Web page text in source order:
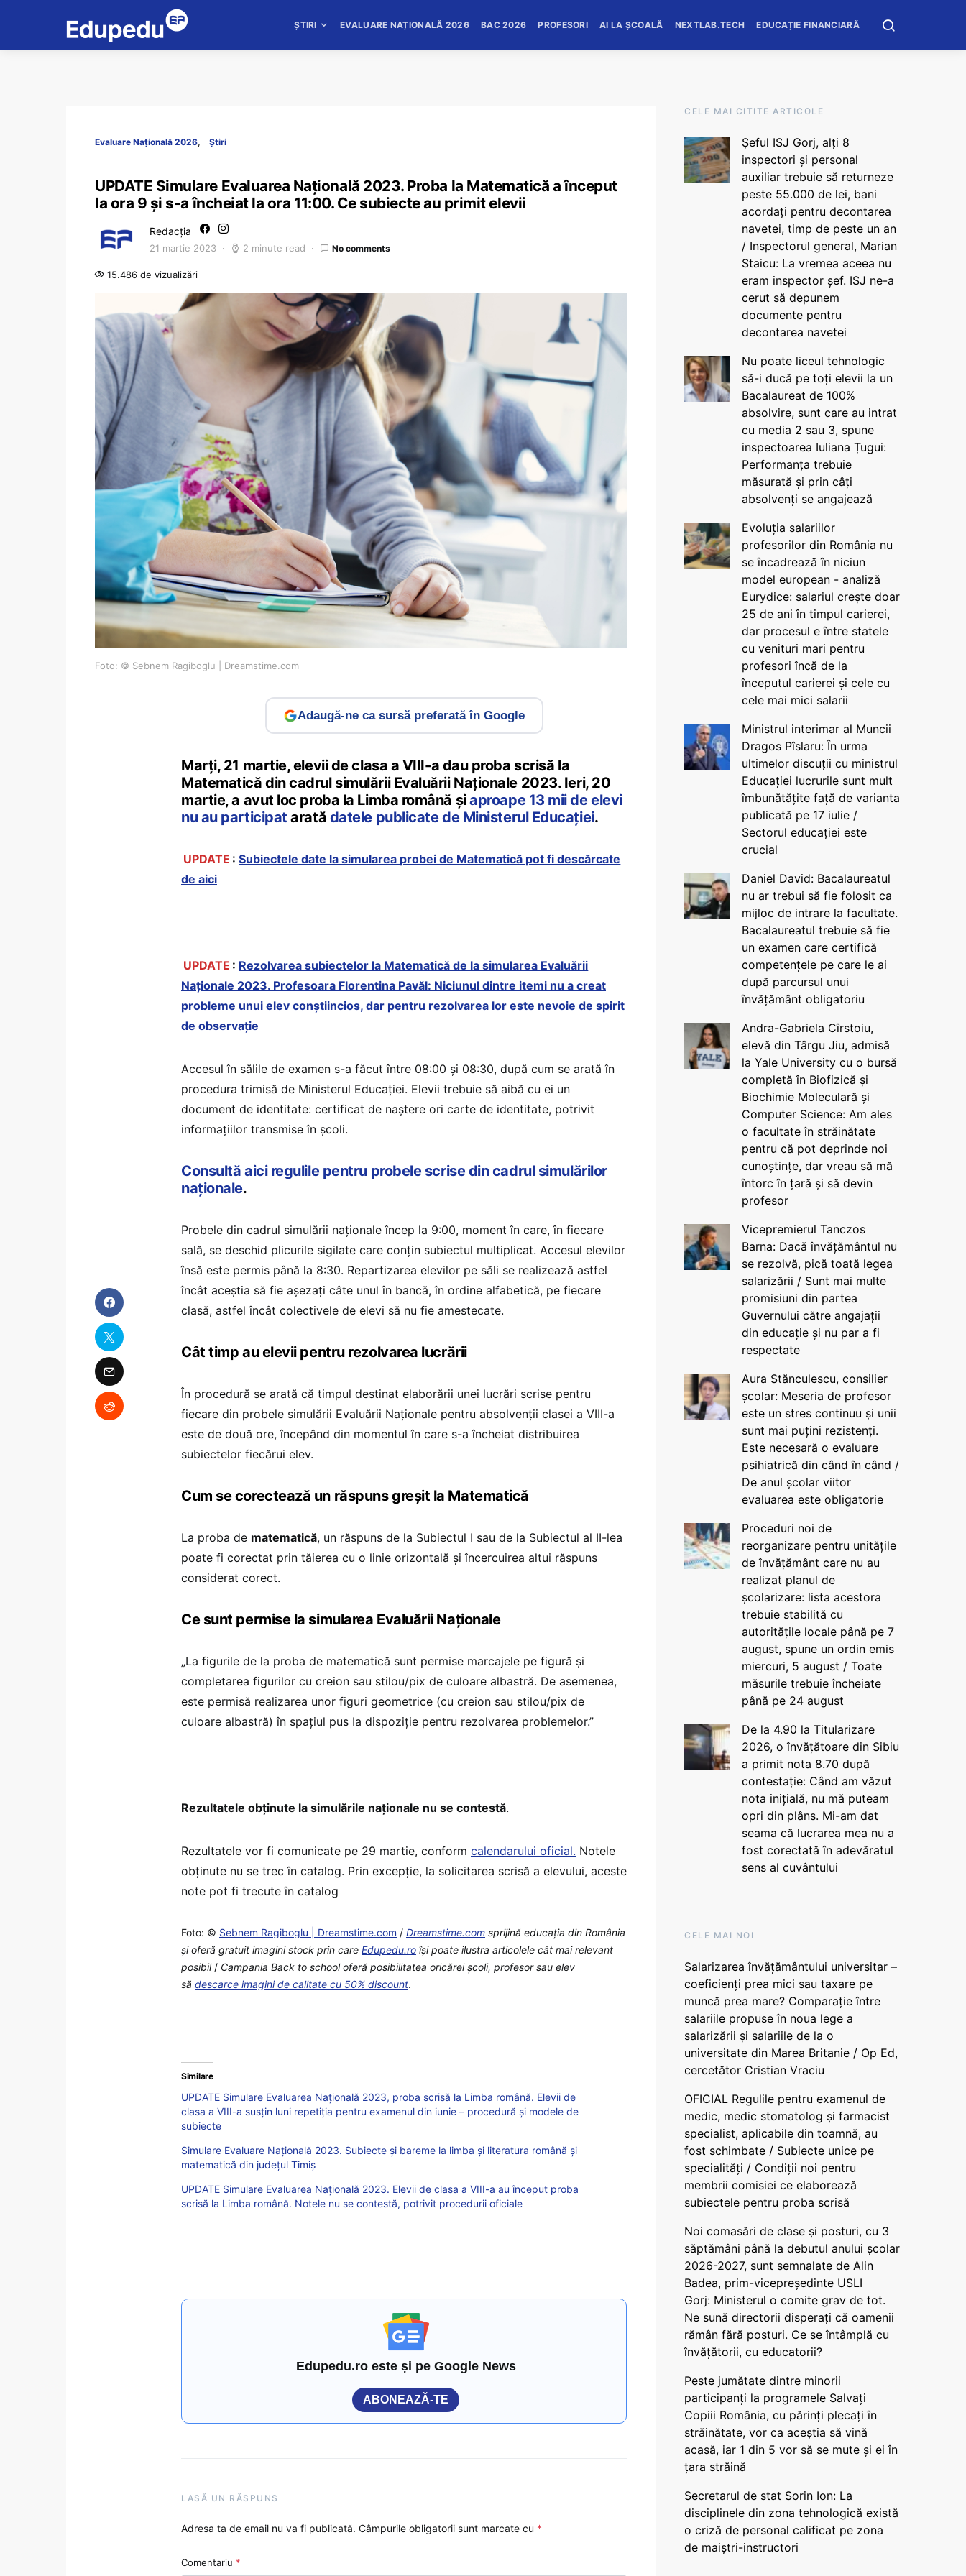
ȘTIRI EVALUARE NAȚIONALĂ 2026 BAC 2026 PROFESORI AI LA ȘCOALĂ NEXTLAB.TECH EDUCAȚIE FINANCIARĂ
Evaluare Națională 2026 Știri
UPDATE Simulare Evaluarea Națională 2023. Proba la Matematică a început
la ora 9 și s-a încheiat la ora 11:00. Ce subiecte au primit elevii
Redacția
21 martie 2023 2 minute read No comments
15.486 de vizualizări
Foto: © Sebnem Ragiboglu | Dreamstime.com
Adaugă-ne ca sursă preferată în Google
Marți, 21 martie, elevii de clasa a VIII-a dau proba scrisă la
Matematică din cadrul simulării Evaluării Naționale 2023. Ieri, 20
martie, a avut loc proba la Limba română șiaproape 13 mii de elevi
nu au participat arată datele publicate de Ministerul Educației.
UPDATE :Subiectele date la simularea probei de Matematică pot fi descărcate
de aici
UPDATE : Rezolvarea subiectelor la Matematică de la simularea Evaluării
Naționale 2023. Profesoara Florentina Pavăl: Niciunul dintre itemi nu a creat
probleme unui elev conștiincios, dar pentru rezolvarea lor este nevoie de spirit
de observație
Accesul în sălile de examen s-a făcut între 08:00 și 08:30, după cum se arată în
procedura trimisă de Ministerul Educației. Elevii trebuie să aibă cu ei un
document de identitate: certificat de naștere ori carte de identitate, potrivit
informațiilor transmise în școli.
Consultă aici regulile pentru probele scrise din cadrul simulărilor
naționale.
Probele din cadrul simulării naționale încep la 9:00, moment în care, în fiecare
sală, se deschid plicurile sigilate care conțin subiectul multiplicat. Accesul elevilor
însă este permis până la 8:30. Repartizarea elevilor pe săli se realizează astfel
încât aceștia să fie așezați câte unul în bancă, în ordine alfabetică, pe fiecare
clasă, astfel încât colectivele de elevi să nu fie amestecate.
Cât timp au elevii pentru rezolvarea lucrării
În procedură se arată că timpul destinat elaborării unei lucrări scrise pentru
fiecare din probele simulării Evaluării Naţionale pentru absolvenţii clasei a VIII-a
este de două ore, începând din momentul în care s-a încheiat distribuirea
subiectelor fiecărui elev.
Cum se corectează un răspuns greșit la Matematică
La proba de matematică, un răspuns de la Subiectul I sau de la Subiectul al II-lea
poate fi corectat prin tăierea cu o linie orizontală şi încercuirea altui răspuns
considerat corect.
Ce sunt permise la simularea Evaluării Naționale
„La figurile de la proba de matematică sunt permise marcajele pe figură şi
completarea figurilor cu creion sau stilou/pix de culoare albastră. De asemenea,
este permisă realizarea unor figuri geometrice (cu creion sau stilou/pix de
culoare albastră) în spaţiul pus Ia dispoziţie pentru rezolvarea problemelor.”
Rezultatele obţinute la simulările naţionale nu se contestă.
Rezultatele vor fi comunicate pe 29 martie, conform calendarului oficial. Notele
obținute nu se trec în catalog. Prin excepție, la solicitarea scrisă a elevului, aceste
note pot fi trecute în catalog
Foto: © Sebnem Ragiboglu | Dreamstime.com / Dreamstime.com sprijină educaţia din România
şi oferă gratuit imagini stock prin care Edupedu.ro îşi poate ilustra articolele cât mai relevant
posibil/ Campania Back to school oferă posibilitatea oricărei școli, profesor sau elev
să descarce imagini de calitate cu 50% discount.
Similare
UPDATE Simulare Evaluarea Națională 2023, proba scrisă la Limba română. Elevii de
clasa a VIII-a susțin luni repetiția pentru examenul din iunie – procedură și modele de
subiecte
Simulare Evaluare Națională 2023. Subiecte și bareme la limba și literatura română și
matematică din județul Timiș
UPDATE Simulare Evaluarea Națională 2023. Elevii de clasa a VIII-a au început proba
scrisă la Limba română. Notele nu se contestă, potrivit procedurii oficiale
Edupedu.ro este și pe Google News
ABONEAZĂ-TE
LASĂ UN RĂSPUNS
Adresa ta de email nu va fi publicată. Câmpurile obligatorii sunt marcate cu *
Comentariu *
CELE MAI CITITE ARTICOLE
Șeful ISJ Gorj, alți 8
inspectori și personal
auxiliar trebuie să returneze
peste 55.000 de lei, bani
acordați pentru decontarea
navetei, timp de peste un an
/ Inspectorul general, Marian
Staicu: La vremea aceea nu
eram inspector șef. ISJ ne-a
cerut să depunem
documente pentru
decontarea navetei
Nu poate liceul tehnologic
să-i ducă pe toți elevii la un
Bacalaureat de 100%
absolvire, sunt care au intrat
cu media 2 sau 3, spune
inspectoarea Iuliana Țugui:
Performanța trebuie
măsurată și prin câți
absolvenți se angajează
Evoluția salariilor
profesorilor din România nu
se încadrează în niciun
model european - analiză
Eurydice: salariul crește doar
25 de ani în timpul carierei,
dar procesul e între statele
cu venituri mari pentru
profesori încă de la
începutul carierei și cele cu
cele mai mici salarii
Ministrul interimar al Muncii
Dragos Pîslaru: În urma
ultimelor discuții cu ministrul
Educației lucrurile sunt mult
îmbunătățite față de varianta
publicată pe 17 iulie /
Sectorul educației este
crucial
Daniel David: Bacalaureatul
nu ar trebui să fie folosit ca
mijloc de intrare la facultate.
Bacalaureatul trebuie să fie
un examen care certifică
competențele pe care le ai
după parcursul unui
învățământ obligatoriu
Andra-Gabriela Cîrstoiu,
elevă din Târgu Jiu, admisă
la Yale University cu o bursă
completă în Biofizică și
Biochimie Moleculară și
Computer Science: Am ales
o facultate în străinătate
pentru că pot deprinde noi
cunoștințe, dar vreau să mă
întorc în țară și să devin
profesor
Vicepremierul Tanczos
Barna: Dacă învățământul nu
se rezolvă, pică toată legea
salarizării / Sunt mai multe
promisiuni din partea
Guvernului către angajații
din educație și nu par a fi
respectate
Aura Stănculescu, consilier
școlar: Meseria de profesor
este un stres continuu și unii
sunt mai puțini rezistenți.
Este necesară o evaluare
psihiatrică din când în când /
De anul școlar viitor
evaluarea este obligatorie
Proceduri noi de
reorganizare pentru unitățile
de învățământ care nu au
realizat planul de
școlarizare: lista acestora
trebuie stabilită cu
autoritățile locale până pe 7
august, spune un ordin emis
miercuri, 5 august / Toate
măsurile trebuie încheiate
până pe 24 august
De la 4.90 la Titularizare
2026, o învățătoare din Sibiu
a primit nota 8.70 după
contestație: Când am văzut
nota inițială, nu mă puteam
opri din plâns. Mi-am dat
seama că lucrarea mea nu a
fost corectată în adevăratul
sens al cuvântului
CELE MAI NOI
Salarizarea învățământului universitar –
coeficienți prea mici sau taxare pe
muncă prea mare? Comparație între
salariile propuse în noua lege a
salarizării și salariile de la o
universitate din Marea Britanie / Op Ed,
cercetător Cristian Vraciu
OFICIAL Regulile pentru examenul de
medic, medic stomatolog și farmacist
specialist, aplicabile din toamnă, au
fost schimbate / Subiecte unice pe
specialități / Condiții noi pentru
membrii comisiei ce elaborează
subiectele pentru proba scrisă
Noi comasări de clase și posturi, cu 3
săptămâni până la debutul anului școlar
2026-2027, sunt semnalate de Alin
Badea, prim-vicepreședinte USLI
Gorj: Ministerul o comite grav de tot.
Ne sună directorii disperați că oamenii
rămân fără posturi. Ce se întâmplă cu
învățătorii, cu educatorii?
Peste jumătate dintre minorii
participanți la programele Salvați
Copiii România, cu părinți plecați în
străinătate, vor ca aceștia să vină
acasă, iar 1 din 5 vor să se mute și ei în
țara străină
Secretarul de stat Sorin Ion: La
disciplinele din zona tehnologică există
o criză de personal calificat pe zona
de maiștri-instructori